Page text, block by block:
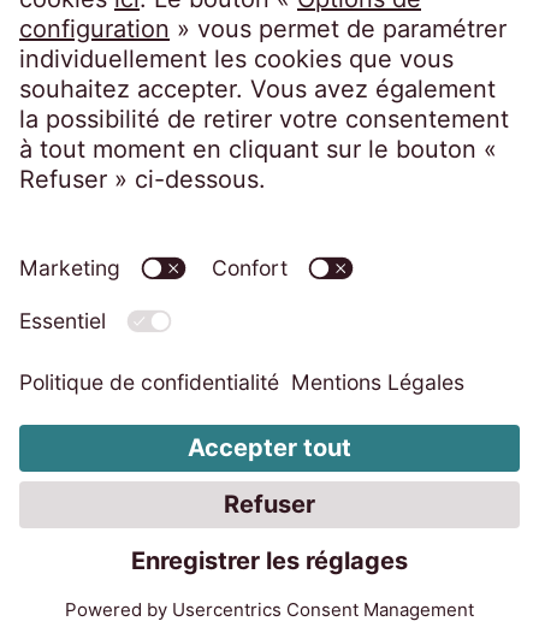
10, impasse de Presles
75726 Paris CEDEX 15
France
Politique de confidentialité
Mentions légales
Code de conduite
Dispositif d’alerte professionnelle
Modifier les paramètres des cookies